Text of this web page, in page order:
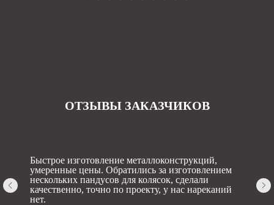
ОТЗЫВЫ ЗАКАЗЧИКОВ
Быстрое изготовление металлоконструкций,
умеренные цены. Обратились за изготовлением
нескольких пандусов для колясок, сделали
качественно, точно по проекту, у нас нареканий
нет.